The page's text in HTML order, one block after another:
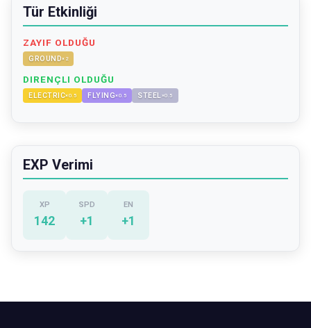
Tür Etkinliği
ZAYIF OLDUĞU
GROUND× 2
DIRENÇLI OLDUĞU
ELECTRIC×0.5 FLYING×0.5 STEEL ×0.5
EXP Verimi
XP
142
SPD
+1
EN
+1